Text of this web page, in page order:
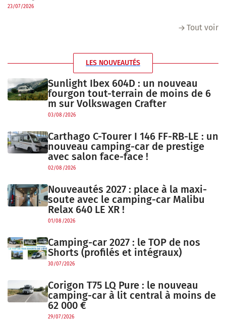
23/07/2026
Tout voir
LES NOUVEAUTÉS
Sunlight Ibex 604D : un nouveau
fourgon tout-terrain de moins de 6
m sur Volkswagen Crafter
03/08/2026
Carthago C-Tourer I 146 FF-RB-LE : un
nouveau camping-car de prestige
avec salon face-face !
02/08/2026
Nouveautés 2027 : place à la maxi-
soute avec le camping-car Malibu
Relax 640 LE XR !
01/08/2026
Camping-car 2027 : le TOP de nos
Shorts (profilés et intégraux)
30/07/2026
Corigon T75 LQ Pure : le nouveau
camping-car à lit central à moins de
62 000 €
29/07/2026